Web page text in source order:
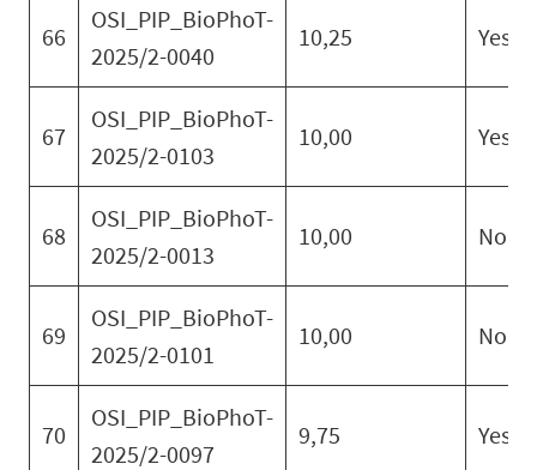
66
OSI_PIP_BioPhoT-
2025/2-0040
10,25 Yes
67
OSI_PIP_BioPhoT-
2025/2-0103
10,00 Yes
68
OSI_PIP_BioPhoT-
2025/2-0013
10,00 No
69
OSI_PIP_BioPhoT-
2025/2-0101
10,00 No
70
OSI_PIP_BioPhoT-
2025/2-0097
9,75 Yes